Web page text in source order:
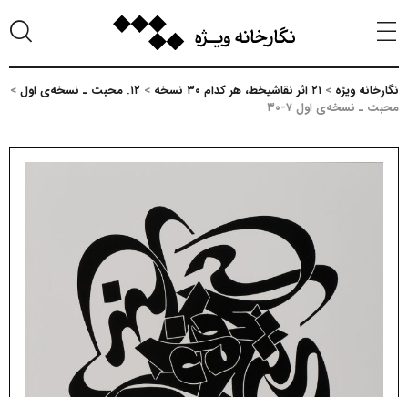
نگارخانه ویژه > ۲۱ اثر نقاشیخط، هر کدام ۳۰ نسخه > ۱۲. محبت ـ نسخه‌ی اول
>
محبت ـ نسخه‌ی اول ۷-۳۰